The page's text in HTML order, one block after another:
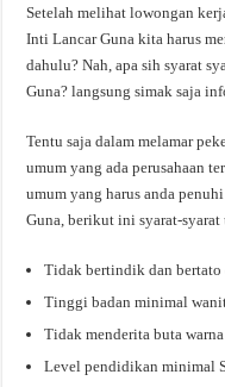
Setelah melihat lowongan
Inti Lancar Guna kita harus
dahulu? Nah, apa sih syarat
Guna? langsung simak saja
Tentu saja dalam melamar
umum yang ada perusahaan
umum yang harus anda
Guna, berikut ini syarat-
Tidak bertindik dan bertato
Tinggi badan minimal
Tidak menderita buta warna
Level pendidikan minimal